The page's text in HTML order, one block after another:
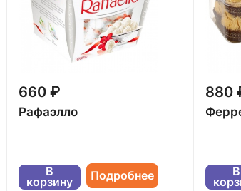
660 ₽
Рафаэлло
В
корзину
Подробнее
880
В